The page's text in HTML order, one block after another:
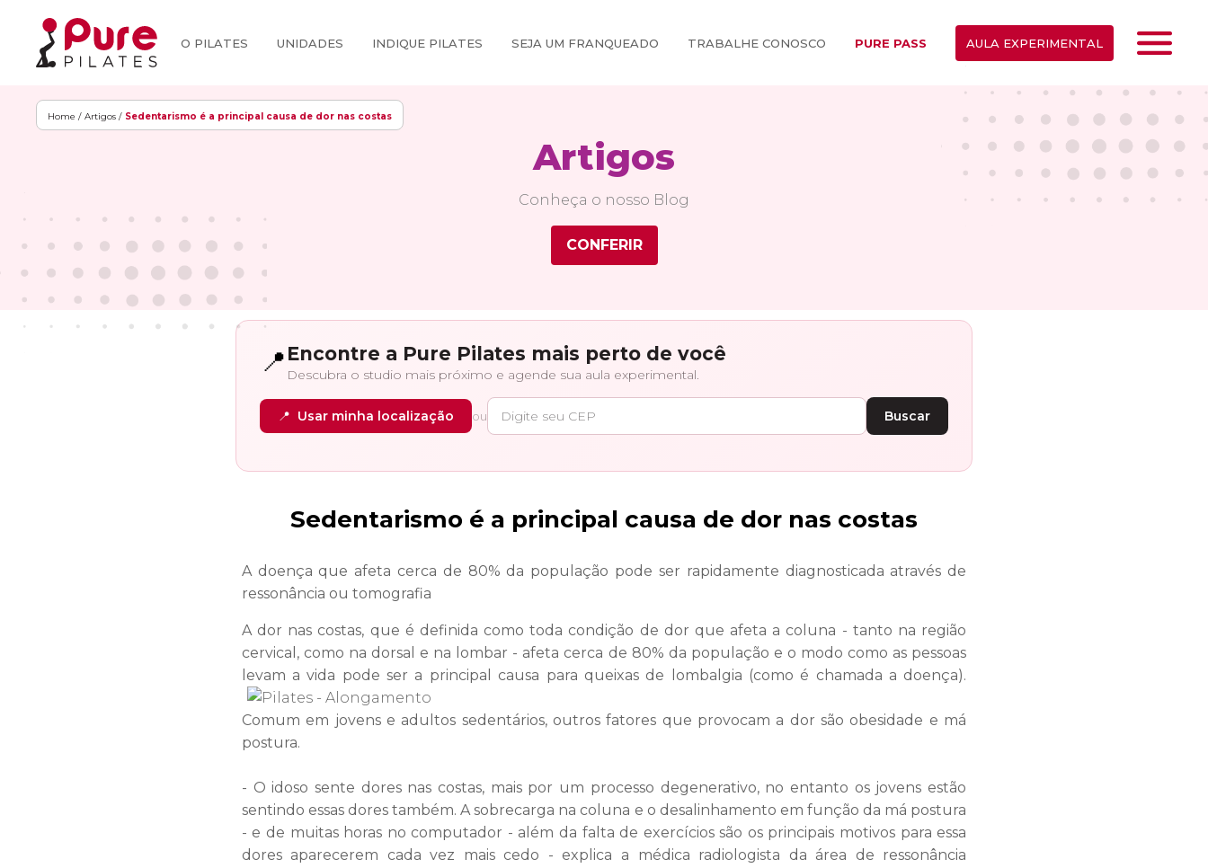
O PILATES UNIDADES INDIQUE PILATES SEJA UM FRANQUEADO TRABALHE CONOSCO PURE PASS AULA EXPERIMENTAL
Home / Artigos / Sedentarismo é a principal causa de dor nas costas
Artigos
Conheça o nosso Blog
CONFERIR
📍 Encontre a Pure Pilates mais perto de você
Descubra o studio mais próximo e agende sua aula experimental.
📍 Usar minha localização ou Buscar
Sedentarismo é a principal causa de dor nas costas
A doença que afeta cerca de 80% da população pode ser rapidamente diagnosticada através de
ressonância ou tomografia
A dor nas costas, que é definida como toda condição de dor que afeta a coluna - tanto na região
cervical, como na dorsal e na lombar - afeta cerca de 80% da população e o modo como as pessoas
levam avida pode ser a principal causa para queixas de lombalgia (como é chamada a doença).
Comum em jovens e adultos sedentários, outros fatores que provocam a dor são obesidade e má
postura.
- O idoso sente dores nas costas, mais por um processo degenerativo, no entanto os jovens estão
sentindo essas dores também. A sobrecarga na coluna e o desalinhamento em função da má postura
- e de muitas horas no computador - além da falta de exercícios são os principais motivos para essa
dores aparecerem cada vez mais cedo - explica a médica radiologista da área de ressonância